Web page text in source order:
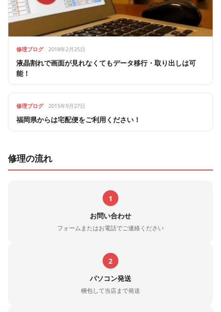
修理ブログ 2018年2月25日
液晶割れで画面が見れなくてもデータ移行・取り出しは可
能！
修理ブログ 2015年9月27日
福岡県からは宅配便をご利用ください！
修理の流れ
1
お問い合わせ
フォームまたはお電話でご連絡ください
2
パソコン発送
梱包して当店まで発送